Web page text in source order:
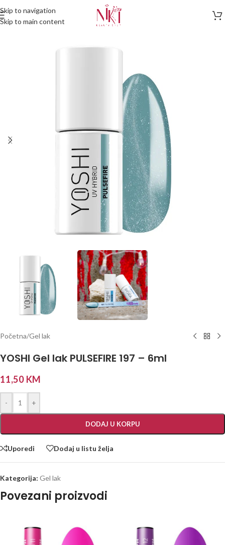
Skip to navigation
Skip to main content
Početna/Gel lak
YOSHI Gel lak PULSEFIRE 197 – 6ml
11,50 KM
- +
DODAJ U KORPU
Uporedi Dodaj u listu želja
Kategorija: Gel lak
Povezani proizvodi